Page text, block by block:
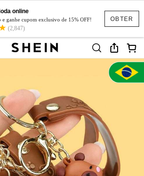
OBTER
online
e ganhe cupom exclusivo de 15% OFF!
(2,847)